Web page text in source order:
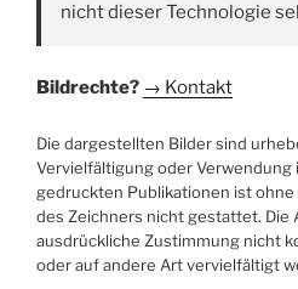
nicht dieser Technologie
Bildrechte? → Kontakt
Die dargestellten Bilder sind
Vervielfältigung oder
gedruckten Publikationen ist
des Zeichners nicht gestattet. Die
ausdrückliche Zustimmung nicht
oder auf andere Art vervielfältigt